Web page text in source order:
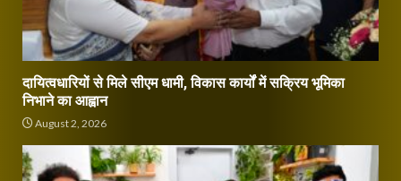
दायित्वधारियों से मिले सीएम धामी, विकास कार्यों में सक्रिय भूमिका
निभाने का आह्वान
August 2, 2026